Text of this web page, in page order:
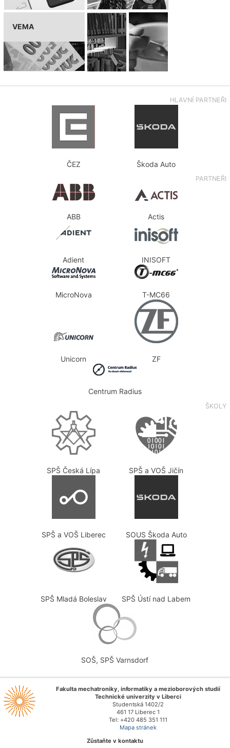
VEMA
HLAVNÍ PARTNEŘI
ČEZ Škoda Auto
PARTNEŘI
ABB Actis
Adient INISOFT
MicroNova T-MC66
Unicorn ZF
Centrum Radius
ŠKOLY
SPŠ Česká Lípa SPŠ a VOŠ Jičín
SPŠ a VOŠ Liberec SOUS Škoda Auto
SPŠ Mladá Boleslav SPŠ Ústí nad Labem
SOŠ, SPŠ Varnsdorf
Fakulta mechatroniky, informatiky a mezioborových studií
Technické univerzity v Liberci
Studentská 1402/2
461 17 Liberec 1
Tel: +420 485 351 111
Mapa stránek
Zůstaňte v kontaktu